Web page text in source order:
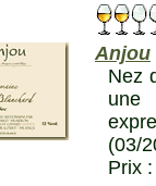
Anjou
Nez
une
(03/
Prix :